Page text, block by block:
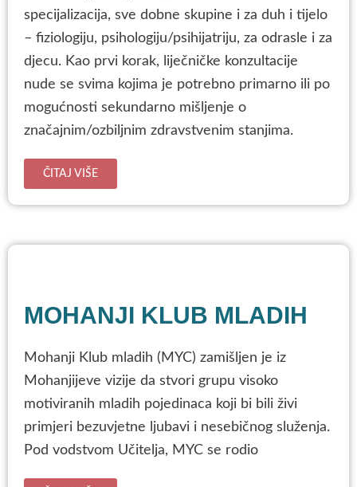
specijalizacija, sve dobne skupine i za duh i tijelo
– fiziologiju, psihologiju/psihijatriju, za odrasle i za
djecu. Kao prvi korak, liječničke konzultacije
nude se svima kojima je potrebno primarno ili po
mogućnosti sekundarno mišljenje o
značajnim/ozbiljnim zdravstvenim stanjima.
ČITAJ VIŠE
MOHANJI KLUB MLADIH
Mohanji Klub mladih (MYC) zamišljen je iz
Mohanjijeve vizije da stvori grupu visoko
motiviranih mladih pojedinaca koji bi bili živi
primjeri bezuvjetne ljubavi i nesebičnog služenja.
Pod vodstvom Učitelja, MYC se rodio